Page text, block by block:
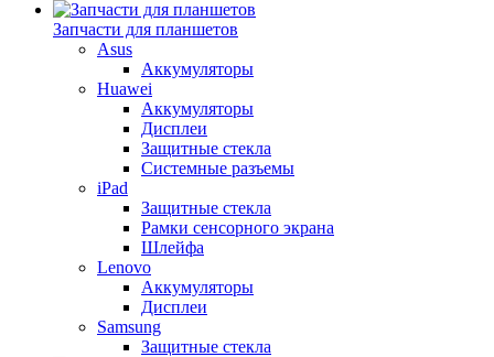
Запчасти для планшетов
Asus
Аккумуляторы
Huawei
Аккумуляторы
Дисплеи
Защитные стекла
Системные разъемы
iPad
Защитные стекла
Рамки сенсорного экрана
Шлейфа
Lenovo
Аккумуляторы
Дисплеи
Samsung
Защитные стекла